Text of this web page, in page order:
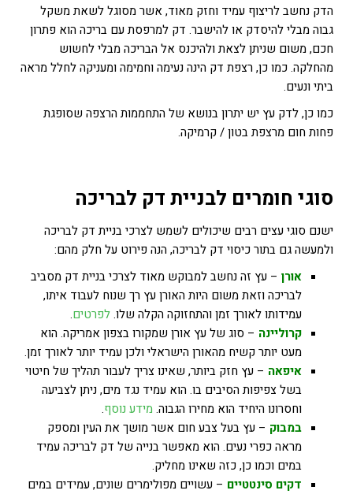
הדק נחשב לריצוף עמיד וחזק מאוד, אשר מסוגל לשאת משקל
גבוה מבלי להיסדק או להישבר. דק למרפסת עם בריכה הוא פתרון
חכם, משום שניתן לצאת ולהיכנס אל הבריכה מבלי לחשוש
מהחלקה. כמו כן, רצפת דק הינה נעימה וחמימה ומעניקה לחלל מראה
ביתי ונעים.
כמו כן, לדק עץ יש יתרון בנושא של התחממות הרצפה שסופגת
פחות חום מרצפת בטון / קרמיקה.
סוגי חומרים לבניית דק לבריכה
ישנם סוגי עצים רבים שיכולים לשמש לצרכי בניית דק לבריכה
ולמעשה גם בתור כיסוי דק לבריכה, הנה פירוט על חלק מהם:
אורן – עץ זה נחשב למבוקש מאוד לצרכי בניית דק מסביב
לבריכה וזאת משום היות האורן עץ רך שנוח לעבוד איתו,
עמידותו לאורך זמן והתחזוקה הקלה שלו.לפרטים.
קרוליינה – סוג של עץ אורן שמקורו בצפון אמריקה. הוא
מעט יותר קשיח מהאורן הישראלי ולכן עמיד יותר לאורך זמן.
איפאה – עץ חזק ביותר, שאינו צריך לעבור תהליך של חיטוי
בשל צפיפות הסיבים בו. הוא עמיד נגד מים, ניתן לצביעה
וחסרונו היחיד הוא מחירו הגבוה. מידע נוסף.
במבוק – עץ בעל צבע חום אשר מושך את העין ומספק
מראה כפרי נעים. הוא מאפשר בנייה של דק לבריכה עמיד
במים וכמו כן, כזה שאינו מחליק.
דקים סינטטיים – עשויים מפולימרים שונים, עמידים במים